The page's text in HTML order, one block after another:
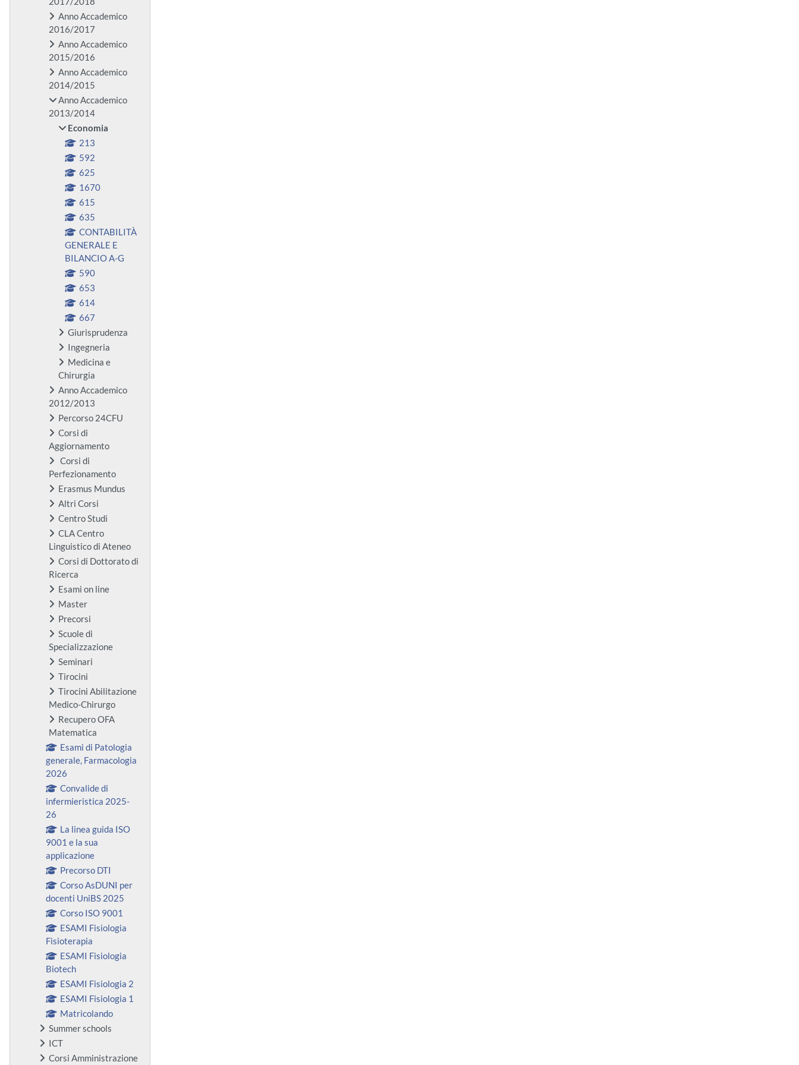
Anno Accademico
2016/2017
Anno Accademico
2015/2016
Anno Accademico
2014/2015
Anno Accademico
2013/2014
Economia
213
592
625
1670
615
635
CONTABILITÀ
GENERALE E
BILANCIO A-G
590
653
614
667
Giurisprudenza
Ingegneria
Medicina e
Chirurgia
Anno Accademico
2012/2013
Percorso 24CFU
Corsi di
Aggiornamento
Corsi di
Perfezionamento
Erasmus Mundus
Altri Corsi
Centro Studi
CLA Centro
Linguistico di Ateneo
Corsi di Dottorato di
Ricerca
Esami on line
Master
Precorsi
Scuole di
Specializzazione
Seminari
Tirocini
Tirocini Abilitazione
Medico-Chirurgo
Recupero OFA
Matematica
Esami di Patologia
generale, Farmacologia
2026
Convalide di
infermieristica 2025-
26
La linea guida ISO
9001 e la sua
applicazione
Precorso DTI
Corso AsDUNI per
docenti UniBS 2025
Corso ISO 9001
ESAMI Fisiologia
Fisioterapia
ESAMI Fisiologia
Biotech
ESAMI Fisiologia 2
ESAMI Fisiologia 1
Matricolando
Summer schools
ICT
Corsi Amministrazione